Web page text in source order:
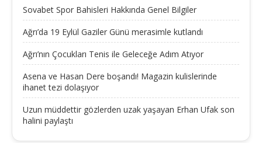
Sovabet Spor Bahisleri Hakkında Genel Bilgiler
Ağrı’da 19 Eylül Gaziler Günü merasimle kutlandı
Ağrı’nın Çocukları Tenis ile Geleceğe Adım Atıyor
Asena ve Hasan Dere boşandı! Magazin kulislerinde
ihanet tezi dolaşıyor
Uzun müddettir gözlerden uzak yaşayan Erhan Ufak son
halini paylaştı